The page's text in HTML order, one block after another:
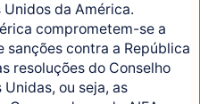
da América.
comprometem-se a
contra a República
resoluções do Conselho
ou seja, as